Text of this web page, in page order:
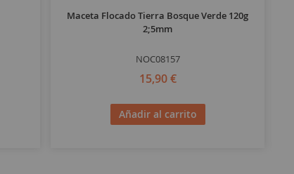
Maceta Flocado Tierra Bosque Verde 120g
2;5mm
NOC08157
15,90 €
Añadir al carrito